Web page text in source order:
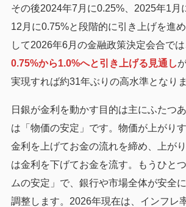
その後2024年7月に0.25%、2025年1月
12月に0.75%と段階的に引き上げを進
して2026年6月の金融政策決定会合では
0.75%から1.0%へと引き上げる見通し
実現すれば約31年ぶりの高水準となりま
日銀が金利を動かす目的は主にふたつ
は「物価の安定」です。物価が上がり
金利を上げてお金の流れを締め、上が
は金利を下げてお金を流す。もうひと
ムの安定」で、銀行や市場全体が安全
調整します。2026年現在は、インフレ